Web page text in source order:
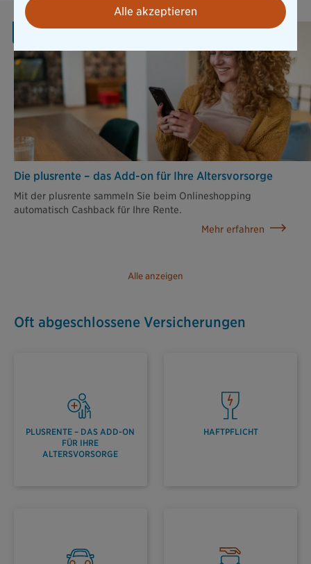
Alle anzeigen
AKTION
Die plusrente – das Add-on für Ihre Altersvorsorge
Mit der plusrente sammeln Sie beim Onlineshopping
automatisch Cashback für Ihre Rente.
Mehr erfahren
Oft abgeschlossene Versicherungen
PLUSRENTE – DAS ADD-ON
FÜR IHRE
ALTERSVORSORGE
HAFTPFLICHT
Alle akzeptieren